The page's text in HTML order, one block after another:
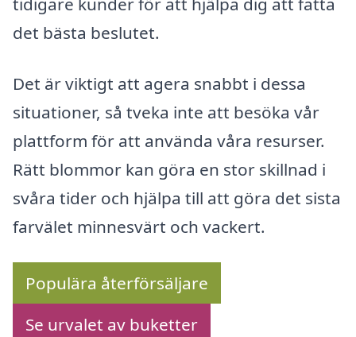
det bästa beslutet.
Det är viktigt att agera snabbt i dessa
situationer, så tveka inte att besöka vår
plattform för att använda våra resurser.
Rätt blommor kan göra en stor skillnad i
svåra tider och hjälpa till att göra det sista
farvälet minnesvärt och vackert.
Populära återförsäljare
Se urvalet av buketter